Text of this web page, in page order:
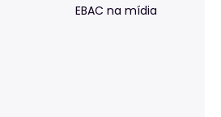
EBAC na mídia